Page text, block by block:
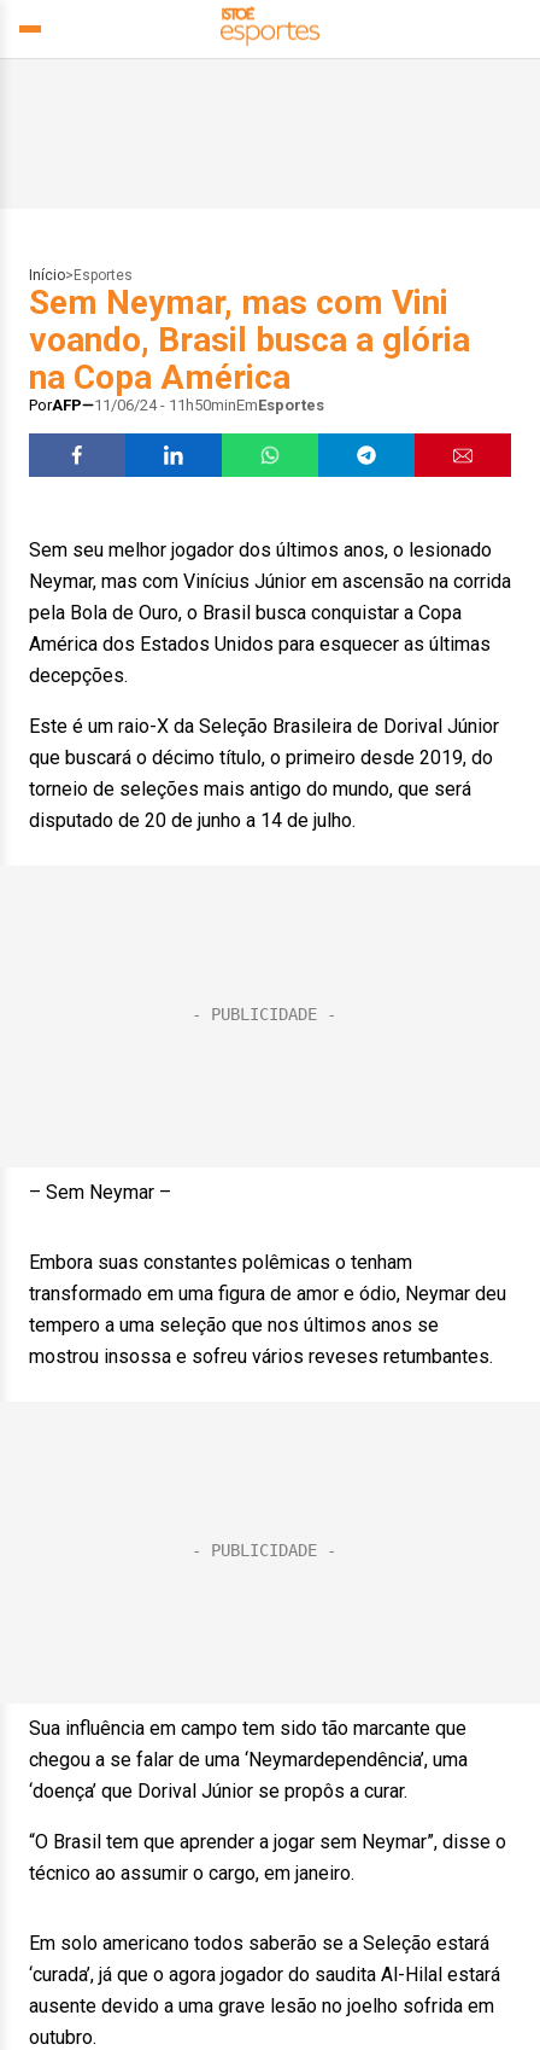
Início> Esportes
Sem Neymar, mas com Vini
voando, Brasil busca a glória
na Copa América
PorAFP 11/06/24 - 11h50minEmEsportes
Sem seu melhor jogador dos últimos anos, o lesionado
Neymar, mas com Vinícius Júnior em ascensão na corrida
pela Bola de Ouro, o Brasil busca conquistar a Copa
América dos Estados Unidos para esquecer as últimas
decepções.
Este é um raio-X da Seleção Brasileira de Dorival Júnior
que buscará o décimo título, o primeiro desde 2019, do
torneio de seleções mais antigo do mundo, que será
disputado de 20 de junho a 14 de julho.
– Sem Neymar –
Embora suas constantes polêmicas o tenham
transformado em uma figura de amor e ódio, Neymar deu
tempero a uma seleção que nos últimos anos se
mostrou insossa e sofreu vários reveses retumbantes.
Sua influência em campo tem sido tão marcante que
chegou a se falar de uma ‘Neymardependência’, uma
‘doença’ que Dorival Júnior se propôs a curar.
“O Brasil tem que aprender a jogar sem Neymar”, disse o
técnico ao assumir o cargo, em janeiro.
Em solo americano todos saberão se a Seleção estará
‘curada’, já que o agora jogador do saudita Al-Hilal estará
ausente devido a uma grave lesão no joelho sofrida em
outubro.